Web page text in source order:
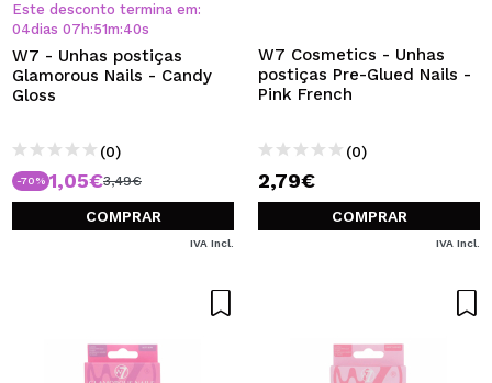
Ao criar uma conta no Maquibeauty.pt pode fazer as suas
compras rapidamente, verificar o estado das suas
encomendas e consultar as suas operações anteriores.
CRIAR CONTA
Este desconto termina em:
04dias 07 h:51m:39s
W7 - Unhas postiças
Glamorous Nails - Candy
Gloss
(0)
-70% 1,05€3,49€
COMPRAR
IVA Incl.
W7 Cosmetics - Unhas
postiças Pre-Glued Nails -
Pink French
(0)
2,79€
COMPRAR
IVA Incl.